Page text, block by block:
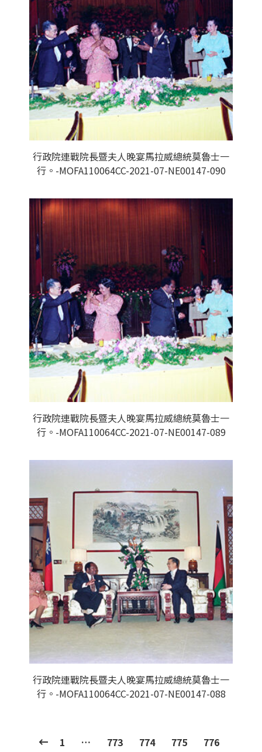
行政院連戰院長暨夫人晚宴馬拉威總統莫魯士一
行。-MOFA110064CC-2021-07-NE00147-090
行政院連戰院長暨夫人晚宴馬拉威總統莫魯士一
行。-MOFA110064CC-2021-07-NE00147-089
行政院連戰院長暨夫人晚宴馬拉威總統莫魯士一
行。-MOFA110064CC-2021-07-NE00147-088
1 … 773 774 775
776